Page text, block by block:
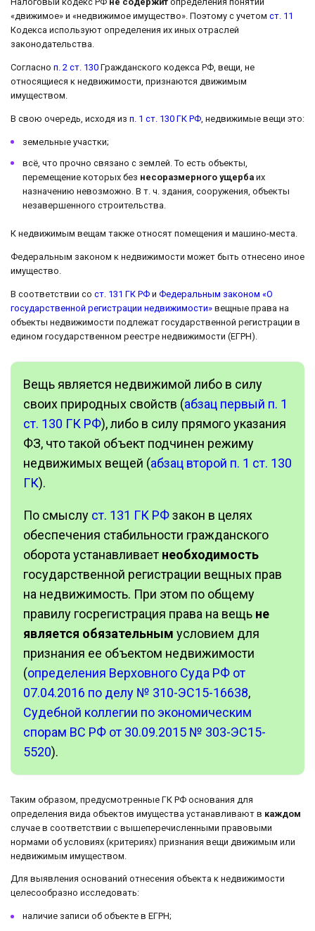
«движимое» и «недвижимое имущество». Поэтому с учетом ст. 11
Кодекса используют определения их иных отраслей
законодательства.
Согласно п. 2 ст. 130 Гражданского кодекса РФ, вещи, не
относящиеся к недвижимости, признаются движимым
имуществом.
В свою очередь, исходя из п. 1 ст. 130 ГК РФ, недвижимые вещи это:
земельные участки;
всё, что прочно связано с землей. То есть объекты,
перемещение которых без несоразмерного ущерба их
назначению невозможно. В т. ч. здания, сооружения, объекты
незавершенного строительства.
К недвижимым вещам также относят помещения и машино-места.
Федеральным законом к недвижимости может быть отнесено иное
имущество.
В соответствии со ст. 131 ГК РФ и Федеральным законом «О
государственной регистрации недвижимости» вещные права на
объекты недвижимости подлежат государственной регистрации в
едином государственном реестре недвижимости (ЕГРН).
Вещь является недвижимой либо в силу
своих природных свойств (абзац первый п. 1
ст. 130 ГК РФ), либо в силу прямого указания
ФЗ, что такой объект подчинен режиму
недвижимых вещей (абзац второй п. 1 ст. 130
ГК).
По смыслу ст. 131 ГК РФзакон в целях
обеспечения стабильности гражданского
оборота устанавливает необходимость
государственной регистрации вещных прав
на недвижимость. При этом по общему
правилу госрегистрация права на вещь не
является обязательным условием для
признания ее объектом недвижимости
(определения Верховного Суда РФ от
07.04.2016 по делу № 310-ЭС15-16638,
Судебной коллегии по экономическим
спорам ВС РФ от 30.09.2015 № 303-ЭС15-
5520).
Таким образом, предусмотренные ГК РФ основания для
определения вида объектов имущества устанавливают в каждом
случае в соответствии с вышеперечисленными правовыми
нормами об условиях (критериях) признания вещи движимым или
недвижимым имуществом.
Для выявления оснований отнесения объекта к недвижимости
целесообразно исследовать:
наличие записи об объекте в ЕГРН;